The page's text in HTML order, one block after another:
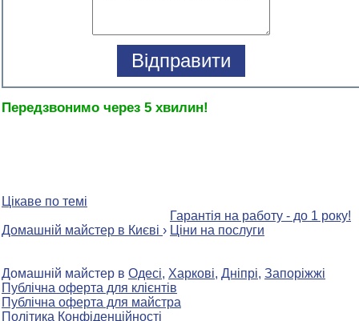
Передзвонимо через 5 хвилин!
Цікаве по темі
Домашній майстер в Києві ›
Гарантія на работу - до 1 року!
Ціни на послуги
Домашній майстер в Одесі, Харкові, Дніпрі, Запоріжжі
Публічна оферта для клієнтів
Публічна оферта для майстра
Політика Конфіденційності